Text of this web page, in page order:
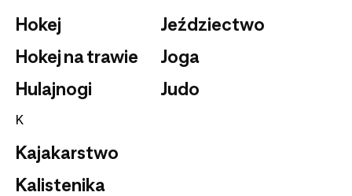
Hokej
Hokej na trawie
Hulajnogi
Jeździectwo
Joga
Judo
K
Kajakarstwo
Kalistenika